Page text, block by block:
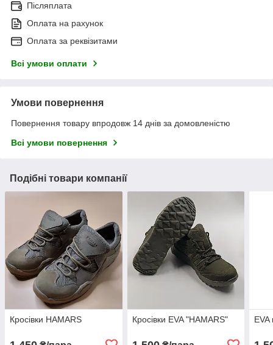
Післяплата
Оплата на рахунок
Оплата за реквізитами
Всі умови оплати
Умови повернення
Повернення товару впродовж 14 днів за домовленістю
Всі умови повернення
Подібні товари компанії
Кросівки HAMARS Кросівки EVA "HAMARS" EVA